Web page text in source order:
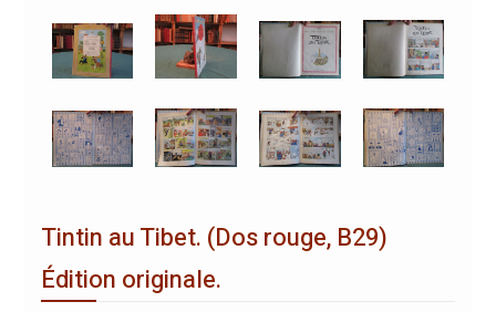
Tintin au Tibet. (Dos rouge, B29)
Édition originale.